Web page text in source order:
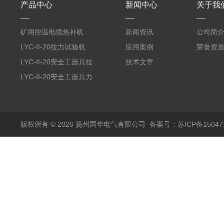
产品中心
矿用控温电缆热补机
LYC-II-20拉力试验机
LYC-II-20安全工器具拉
力试验机
LYC-II-20安全工器具力
新闻中心
新闻资讯
应用案例
技术文章
关于我
公司简介
荣誉资质
版权所有 © 2026 扬州国华电气有限公司 备案号：苏ICP备